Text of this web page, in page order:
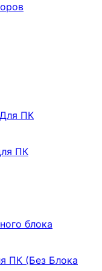
ПК
ПК
блока
ПК (Без Блока